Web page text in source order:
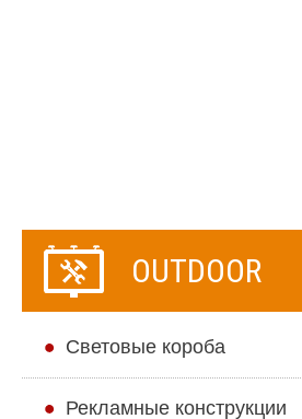
OUTDOOR
Cветовые короба
Рекламные конструкции